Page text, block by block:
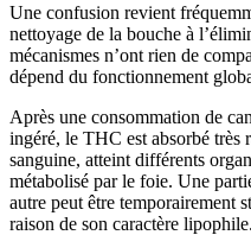
Une confusion revient
nettoyage de la bouche à
mécanismes n’ont rien de
dépend du fonctionnement
Après une consommation de
ingéré, le THC est absorbé
sanguine, atteint différents
métabolisé par le foie. Une
autre peut être temporairement
raison de son caractère lipophile.